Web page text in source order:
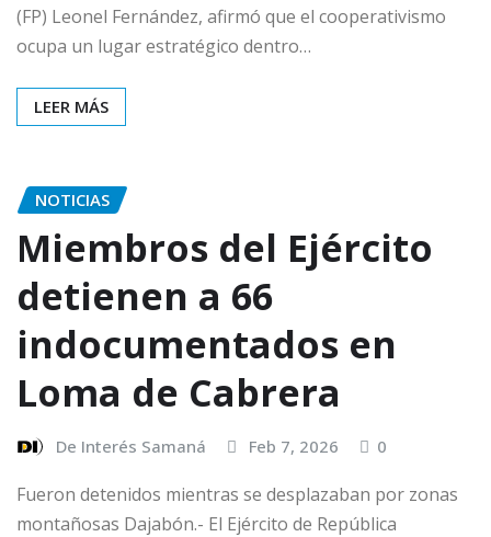
(FP) Leonel Fernández, afirmó que el cooperativismo
ocupa un lugar estratégico dentro…
LEER MÁS
NOTICIAS
Miembros del Ejército
detienen a 66
indocumentados en
Loma de Cabrera
De Interés Samaná Feb 7, 2026 0
Fueron detenidos mientras se desplazaban por zonas
montañosas Dajabón.- El Ejército de República